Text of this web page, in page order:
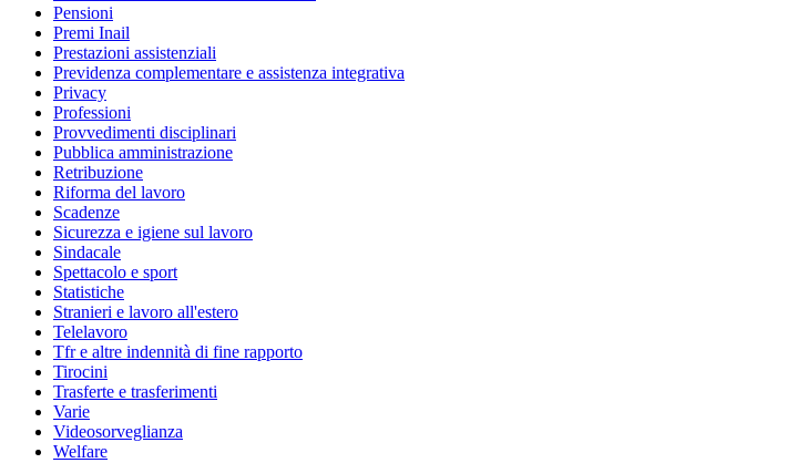
Pensioni
Premi Inail
Prestazioni assistenziali
Previdenza complementare e assistenza integrativa
Privacy
Professioni
Provvedimenti disciplinari
Pubblica amministrazione
Retribuzione
Riforma del lavoro
Scadenze
Sicurezza e igiene sul lavoro
Sindacale
Spettacolo e sport
Statistiche
Stranieri e lavoro all'estero
Telelavoro
Tfr e altre indennità di fine rapporto
Tirocini
Trasferte e trasferimenti
Varie
Videosorveglianza
Welfare